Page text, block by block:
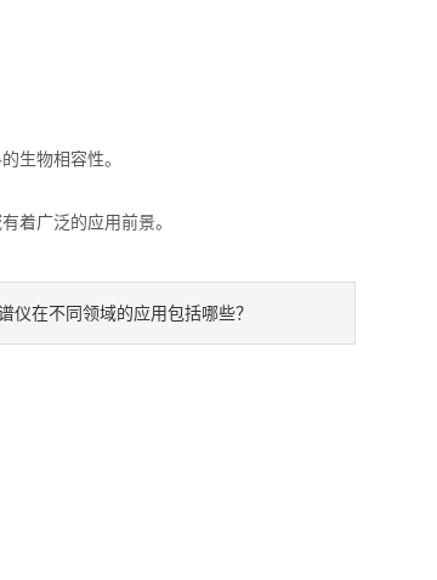
生物相容性。
着广泛的应用前景。
仪在不同领域的应用包括哪些？